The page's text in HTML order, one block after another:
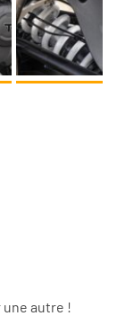
une autre !